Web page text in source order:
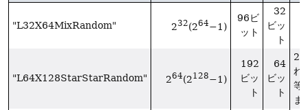
"L32X64MixRandom" 232(264−1)
96ビ
ット
32
ビッ
ト
"L64X128StarStarRandom" 264(2128−1)
192
ビッ
ト
64
ビッ
ト
2
れ
等
ま